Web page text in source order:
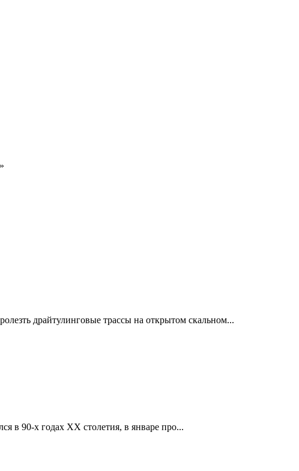
»
драйтулинговые трассы на открытом скальном...
в 90-х годах XX столетия, в январе про...